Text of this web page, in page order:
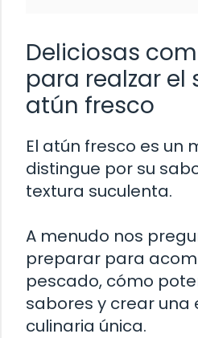
Deliciosas
para realzar el
atún fresco
El atún fresco es un
distingue por su
textura suculenta.
A menudo nos
preparar para
pescado, cómo
sabores y crear una
culinaria única.